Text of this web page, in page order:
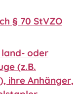
§ 70 StVZO
oder
(z.B.
ihre Anhänger,